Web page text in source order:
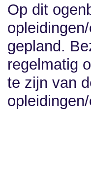
Op dit
gepland.
regelmatig
te zijn van